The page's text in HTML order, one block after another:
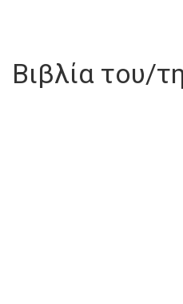
Βιβλία του/